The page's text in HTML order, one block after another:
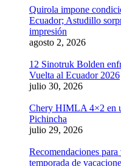
Quirola impone
Ecuador; Astudillo
impresión
agosto 2, 2026
12 Sinotruk Bolden
Vuelta al Ecuador 2026
julio 30, 2026
Chery HIMLA 4×2 en
Pichincha
julio 29, 2026
Recomendaciones
temporada de